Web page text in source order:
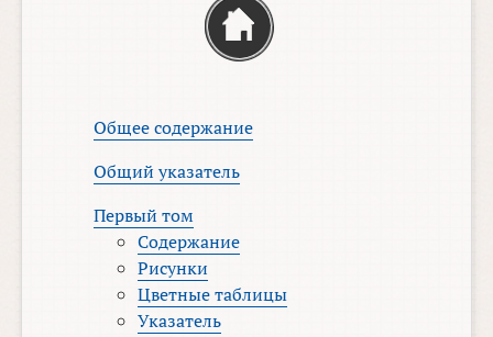
Общее содержание
Общий указатель
Первый том
Содержание
Рисунки
Цветные таблицы
Указатель